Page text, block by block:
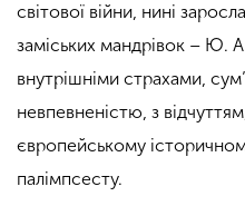
світової війни, нині
заміських мандрівок – Ю.
внутрішніми страхами,
невпевненістю, з
європейському
палімпсесту.